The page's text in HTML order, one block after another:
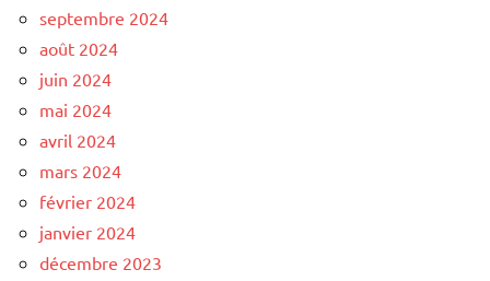
septembre 2024
août 2024
juin 2024
mai 2024
avril 2024
mars 2024
février 2024
janvier 2024
décembre 2023